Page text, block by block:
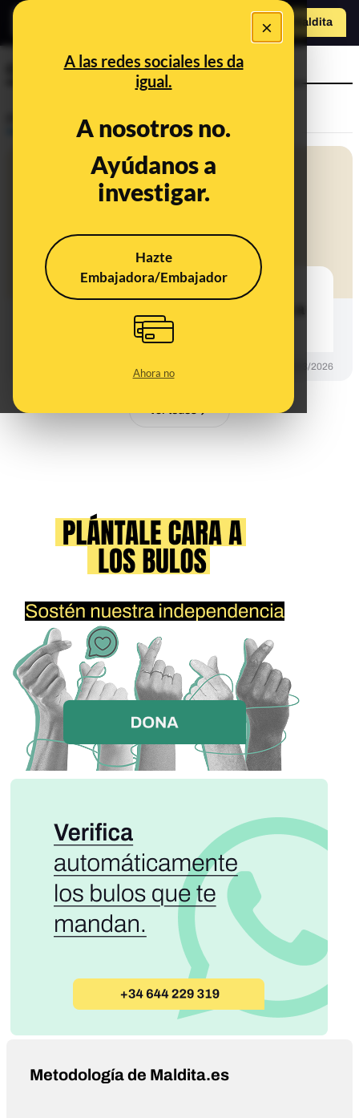
×
A las redes sociales les da
igual.
A nosotros no.
Ayúdanos a
investigar.
Hazte
Embajadora/Embajador
Ahora no
Hazte Maldita
cabras
Cabras bombero y ovejas
la prevención de incendios?
24/03/2026
Ver todos
Metodología de Maldita.es